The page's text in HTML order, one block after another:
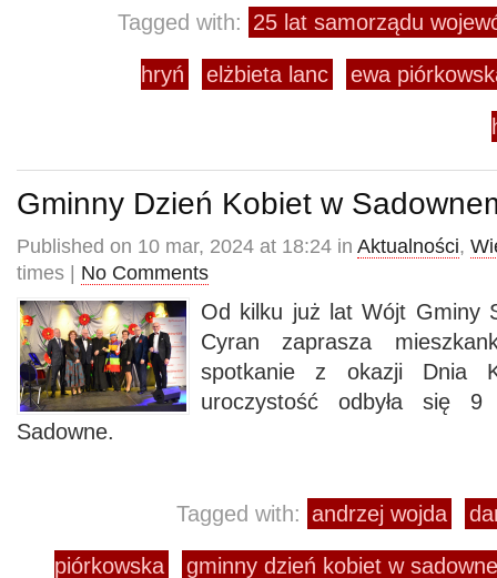
Tagged with: 25 lat samorządu
hryń elżbieta lanc ewa
Gminny Dzień Kobiet w
Published on 10 mar, 2024 at 18:24 in Aktualności,
times | No Comments
Od kilku już lat Wójt Gminy
Cyran zaprasza
spotkanie z okazji Dnia
uroczystość odbyła się
Sadowne.
Tagged with: andrzej wojda
piórkowska gminny dzień kobiet w